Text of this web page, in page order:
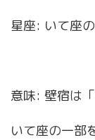
星座: いて座
意味: 壁宿は
いて座の一部